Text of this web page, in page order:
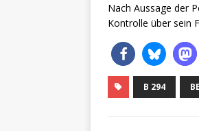
Nach Aussage der
Kontrolle über sein
B 294